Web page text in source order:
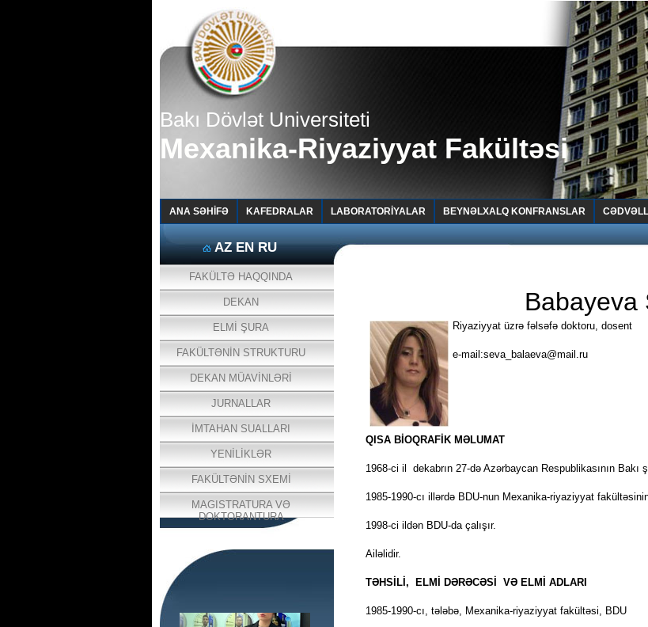
Bakı Dövlət Universiteti
Mexanika-Riyaziyyat Fakültəsi
ANA SƏHİFƏ KAFEDRALAR LABORATORİYALAR BEYNƏLXALQ KONFRANSLAR
AZ EN RU
FAKÜLTƏ HAQQINDA
DEKAN
ELMİ ŞURA
FAKÜLTƏNİN STRUKTURU
DEKAN MÜAVİNLƏRİ
JURNALLAR
İMTAHAN SUALLARI
YENİLİKLƏR
FAKÜLTƏNİN SXEMİ
MAGISTRATURA VƏ
DOKTORANTURA
Babayeva
Riyaziyyat üzrə fəlsəfə doktoru, dosent
e-mail:seva_balaeva@mail.ru
QISA BİOQRAFİK MƏLUMAT
1968-ci il dekabrın 27-də Azərbaycan Respublikasının
1985-1990-cı illərdə BDU-nun Mexanika-riyaziyyat
1998-ci ildən BDU-da çalışır.
Ailəlidir.
TƏHSİLİ, ELMİ DƏRƏCƏSİ VƏ ELMİ ADLARI
1985-1990-cı, tələbə, Mexanika-riyaziyyat fakültəsi, BDU